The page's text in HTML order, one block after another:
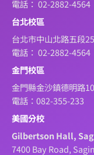
電話： 02-2882-4564
台北校區
台北市中山北路五段
電話： 02-2882-4564
金門校區
金門縣金沙鎮德明路
電話：082-355-233
美國分校
Gilbertson Hall,
7400 Bay Road,